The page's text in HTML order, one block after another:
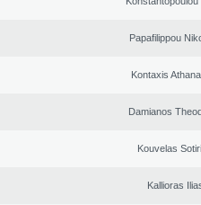
Papafilippou
Kontaxis
Damianos
Kouvelas
Kallioras